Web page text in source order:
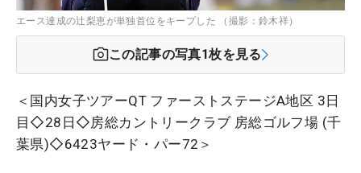
エース達成の辻梨恵が単独首位をキープした （撮影：鈴木祥）
この記事の写真1枚を見る
＜国内女子ツアーQT ファーストステージA地区 3日
目◇28日◇房総カントリークラブ 房総ゴルフ場 (千
葉県)◇6423ヤード・パー72＞